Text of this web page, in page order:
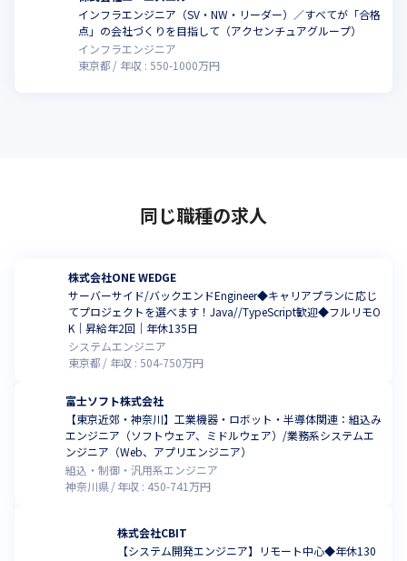
インフラエンジニア（SV・NW・リーダー）／すべてが「合格
点」の会社づくりを目指して（アクセンチュアグループ）
インフラエンジニア
東京都
年収 : 550-1000万円
同じ職種の求人
株式会社ONE WEDGE
サーバーサイド/バックエンドEngineer◆キャリアプランに応じ
てプロジェクトを選べます！Java//TypeScript歓迎◆フルリモO
K｜昇給年2回｜年休135日
システムエンジニア
東京都
年収 : 504-750万円
富士ソフト株式会社
【東京近郊・神奈川】工業機器・ロボット・半導体関連：組込み
エンジニア（ソフトウェア、ミドルウェア）/業務系システムエ
ンジニア（Web、アプリエンジニア）
組込・制御・汎用系エンジニア
神奈川県
年収 : 450-741 万円
株式会社CBIT
【システム開発エンジニア】リモート中心◆年休130